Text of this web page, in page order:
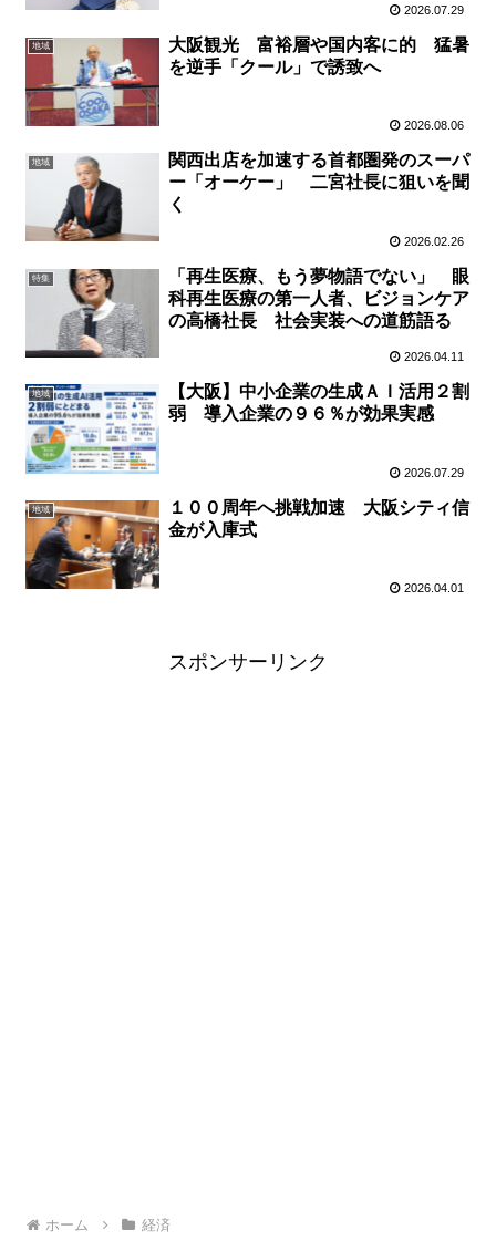
2026.07.29
地域
大阪観光 富裕層や国内客に的 猛暑
を逆手「クール」で誘致へ
2026.08.06
地域
関西出店を加速する首都圏発のスーパ
ー「オーケー」 二宮社長に狙いを聞
く
2026.02.26
特集
「再生医療、もう夢物語でない」 眼
科再生医療の第一人者、ビジョンケア
の高橋社長 社会実装への道筋語る
2026.04.11
地域
【大阪】中小企業の生成ＡＩ活用２割
弱 導入企業の９６％が効果実感
2026.07.29
地域
１００周年へ挑戦加速 大阪シティ信
金が入庫式
2026.04.01
スポンサーリンク
ホーム 経済